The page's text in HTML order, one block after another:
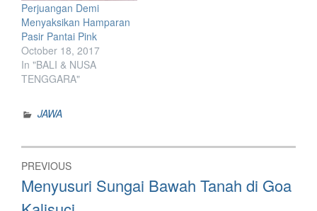
Perjuangan Demi
Menyaksikan Hamparan
Pasir Pantai Pink
October 18, 2017
In "BALI & NUSA
TENGGARA"
JAWA
Post
navigation
PREVIOUS
Previous
post:
Menyusuri Sungai Bawah Tanah di Goa